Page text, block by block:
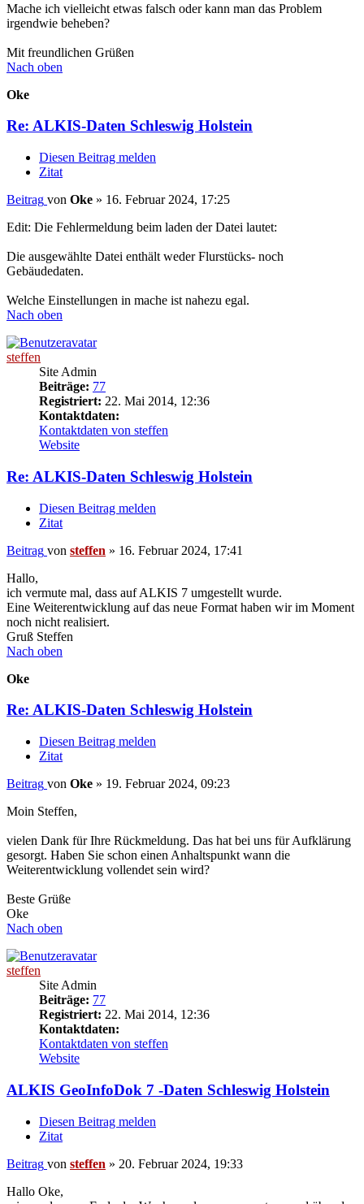
Mache ich vielleicht etwas falsch oder kann man das Problem
irgendwie beheben?
Mit freundlichen Grüßen
Nach oben
Oke
Re: ALKIS-Daten Schleswig Holstein
Diesen Beitrag melden
Zitat
Beitrag von Oke » 16. Februar 2024, 17:25
Edit: Die Fehlermeldung beim laden der Datei lautet:
Die ausgewählte Datei enthält weder Flurstücks- noch
Gebäudedaten.
Welche Einstellungen in mache ist nahezu egal.
Nach oben
steffen
Site Admin
Beiträge: 77
Registriert: 22. Mai 2014, 12:36
Kontaktdaten:
Kontaktdaten von steffen
Website
Re: ALKIS-Daten Schleswig Holstein
Diesen Beitrag melden
Zitat
Beitrag von steffen » 16. Februar 2024, 17:41
Hallo,
ich vermute mal, dass auf ALKIS 7 umgestellt wurde.
Eine Weiterentwicklung auf das neue Format haben wir im Moment
noch nicht realisiert.
Gruß Steffen
Nach oben
Oke
Re: ALKIS-Daten Schleswig Holstein
Diesen Beitrag melden
Zitat
Beitrag von Oke » 19. Februar 2024, 09:23
Moin Steffen,
vielen Dank für Ihre Rückmeldung. Das hat bei uns für Aufklärung
gesorgt. Haben Sie schon einen Anhaltspunkt wann die
Weiterentwicklung vollendet sein wird?
Beste Grüße
Oke
Nach oben
steffen
Site Admin
Beiträge: 77
Registriert: 22. Mai 2014, 12:36
Kontaktdaten:
Kontaktdaten von steffen
Website
ALKIS GeoInfoDok 7 -Daten Schleswig Holstein
Diesen Beitrag melden
Zitat
Beitrag von steffen » 20. Februar 2024, 19:33
Hallo Oke,